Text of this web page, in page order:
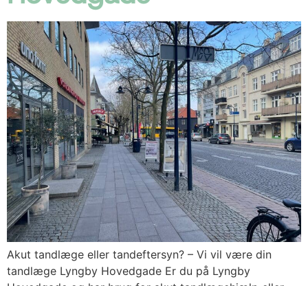
Akut tandlæge eller tandeftersyn? – Vi vil være din
tandlæge Lyngby Hovedgade Er du på Lyngby